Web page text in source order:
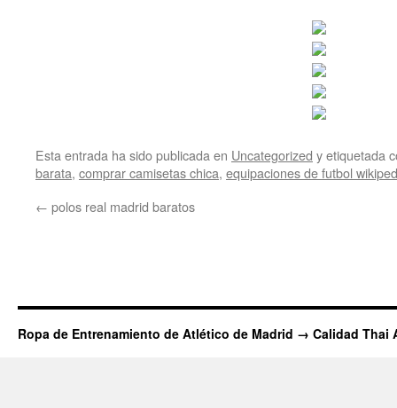
Esta entrada ha sido publicada en Uncategorized y etiquetada
barata, comprar camisetas chica, equipaciones de futbol
← polos real madrid baratos
Ropa de Entrenamiento de Atlético de Madrid → Calidad Thai